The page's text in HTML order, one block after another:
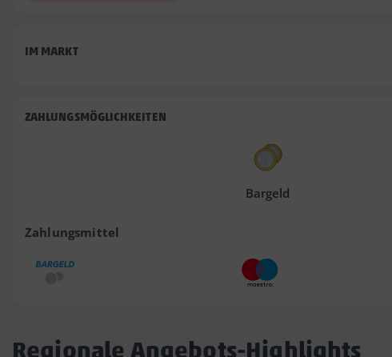
IM MARKT
ZAHLUNGSMÖGLICHKEITEN
Bargeld
Zahlungsmittel
Regionale Angebots-Highlights